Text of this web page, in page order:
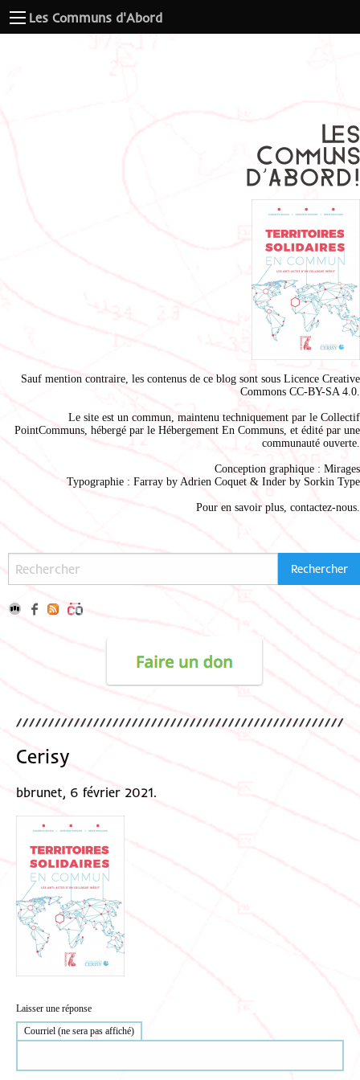
Les Communs d'Abord
Sauf mention contraire, les contenus de ce blog sont sous Licence Creative
Commons CC-BY-SA 4.0
Le site est un commun, maintenu techniquement par le Collectif
PointCommuns , hébergé par le Hébergement En Communs , et édité par une
communauté ouverte.
Conception graphique : Mirages
Typographie : Farray by Adrien Coquet & Inder by Sorkin Type
Pour en savoir plus, contactez-nous
Cerisy
bbrunet, 6 février 2021.
Laisser une réponse
Courriel (ne sera pas affiché)